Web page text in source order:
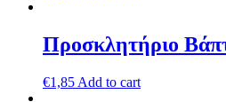
Προσκλητήριο
€1,85 Add to cart